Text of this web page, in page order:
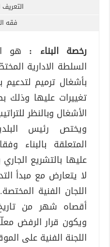
فقه
رخصة البناء : هو
السلطة الادارية
بأشغال ترميم لتدعيم
تغييرات عليها وذلك
الأشغال وبالنظر
ويختص رئيس
المتعلقة بالبناء
عليها بالتشريع
لا يتعارض مع مبدأ
اللجان الفنية
أقصاه شهر من
ويكون قرار الرفض
اللجنة الفنية على